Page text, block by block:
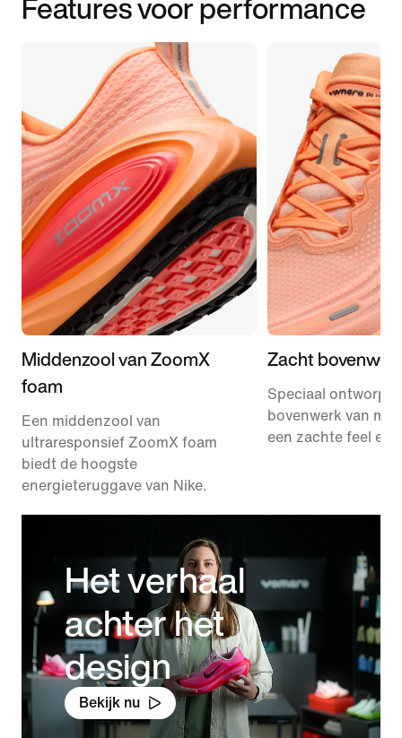
Middenzool van ZoomX
foam
Een middenzool van
ultraresponsief ZoomX foam
biedt de hoogste
energieteruggave van Nike.
Zacht
Speciaal
bovenwerk van
een zachte feel en
Het verhaal
achter het
design
Bekijk nu